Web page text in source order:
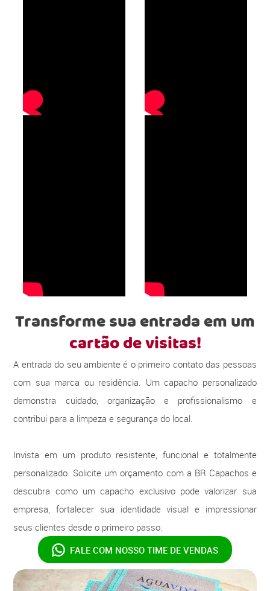
Transforme sua entrada em um
cartão de visitas!
A entrada do seu ambiente é o primeiro contato das pessoas
com sua marca ou residência. Um capacho personalizado
demonstra cuidado, organização e profissionalismo e
contribui para a limpeza e segurança do local.
Invista em um produto resistente, funcional e totalmente
personalizado. Solicite um orçamento com a BR Capachos e
descubra como um capacho exclusivo pode valorizar sua
empresa, fortalecer sua identidade visual e impressionar
seus clientes desde o primeiro passo.
FALE COM NOSSO TIME DE VENDAS